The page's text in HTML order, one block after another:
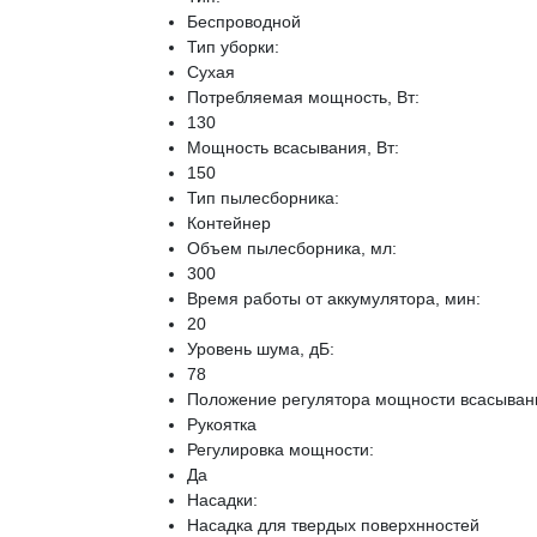
Беспроводной
Тип уборки:
Сухая
Потребляемая мощность, Вт:
130
Мощность всасывания, Вт:
150
Тип пылесборника:
Контейнер
Объем пылесборника, мл:
300
Время работы от аккумулятора, мин:
20
Уровень шума, дБ:
78
Положение регулятора мощности
Рукоятка
Регулировка мощности:
Да
Насадки:
Насадка для твердых поверхнностей